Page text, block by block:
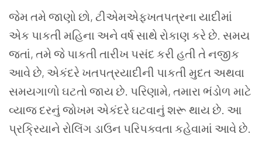
જેમ તમે જાણો છો, ટીએમએફખતપત્રના યાદીમાં
એક પાકતી મહિના અને વર્ષ સાથે રોકાણ કરે છે. સમય
જતાં, તમે જે પાકતી તારીખ પસંદ કરી હતી તે નજીક
આવે છે, એકંદરે ખતપત્રયાદીની પાકતી મુદત અથવા
સમયગાળો ઘટતો જાય છે. પરિણામે, તમારા ભંડોળ માટે
વ્યાજ દરનું જોખમ એકંદરે ઘટવાનું શરૂ થાય છે. આ
પ્રક્રિયાને રોલિંગ ડાઉન પરિપક્વતા કહેવામાં આવે છે.